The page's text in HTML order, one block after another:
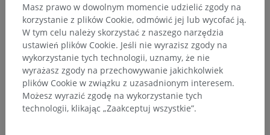
Anatomia człowieka 2
Anatomia człowieka 1
Anatomia układu kostnego > Narządy zmysłów
Ucho
Ucho zewnętrzne > Błona bębenkowa
Pierścień włóknisto-chrzęstny
Masz prawo w dowolnym momencie udzielić zgody na
korzystanie z plików Cookie, odmówić jej lub wycofać ją.
W tym celu należy skorzystać z naszego narzędzia
ustawień plików Cookie. Jeśli nie wyrazisz zgody na
wykorzystanie tych technologii, uznamy, że nie
wyrażasz zgody na przechowywanie jakichkolwiek
plików Cookie w związku z uzasadnionym interesem.
Możesz wyrazić zgodę na wykorzystanie tych
technologii, klikając „Zaakceptuj wszystkie”.